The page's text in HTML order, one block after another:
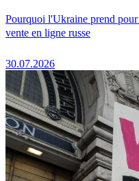
Pourquoi l'Ukraine prend
vente en ligne russe
30.07.2026